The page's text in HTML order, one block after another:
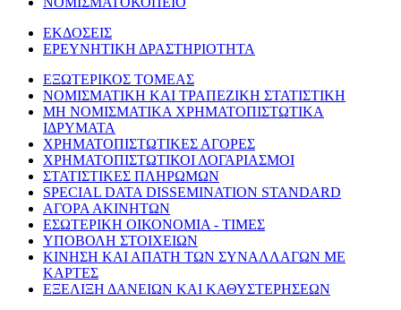
ΕΚΔΟΣΕΙΣ
ΕΡΕΥΝΗΤΙΚΗ ΔΡΑΣΤΗΡΙΟΤΗΤΑ
ΕΞΩΤΕΡΙΚΟΣ ΤΟΜΕΑΣ
ΝΟΜΙΣΜΑΤΙΚΗ ΚΑΙ ΤΡΑΠΕΖΙΚΗ ΣΤΑΤΙΣΤΙΚΗ
ΜΗ ΝΟΜΙΣΜΑΤΙΚΑ ΧΡΗΜΑΤΟΠΙΣΤΩΤΙΚΑ
ΙΔΡΥΜΑΤΑ
ΧΡΗΜΑΤΟΠΙΣΤΩΤΙΚΕΣ ΑΓΟΡΕΣ
ΧΡΗΜΑΤΟΠΙΣΤΩΤΙΚΟΙ ΛΟΓΑΡΙΑΣΜΟΙ
ΣΤΑΤΙΣΤΙΚΕΣ ΠΛΗΡΩΜΩΝ
SPECIAL DATA DISSEMINATION STANDARD
ΑΓΟΡΑ ΑΚΙΝΗΤΩΝ
ΕΣΩΤΕΡΙΚΗ ΟΙΚΟΝΟΜΙΑ - ΤΙΜΕΣ
ΥΠΟΒΟΛΗ ΣΤΟΙΧΕΙΩΝ
ΚΙΝΗΣΗ ΚΑΙ ΑΠΑΤΗ ΤΩΝ ΣΥΝΑΛΛΑΓΩΝ ΜΕ
ΚΑΡΤΕΣ
ΕΞΕΛΙΞΗ ΔΑΝΕΙΩΝ ΚΑΙ ΚΑΘΥΣΤΕΡΗΣΕΩΝ